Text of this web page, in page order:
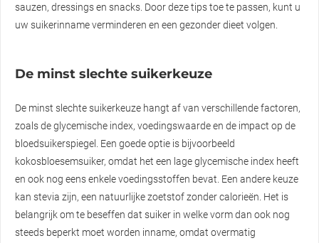
sauzen, dressings en snacks. Door deze tips toe te passen, kunt u
uw suikerinname verminderen en een gezonder dieet volgen.
De minst slechte suikerkeuze
De minst slechte suikerkeuze hangt af van verschillende factoren,
zoals de glycemische index, voedingswaarde en de impact op de
bloedsuikerspiegel. Een goede optie is bijvoorbeeld
kokosbloesemsuiker, omdat het een lage glycemische index heeft
en ook nog eens enkele voedingsstoffen bevat. Een andere keuze
kan stevia zijn, een natuurlijke zoetstof zonder calorieën. Het is
belangrijk om te beseffen dat suiker in welke vorm dan ook nog
steeds beperkt moet worden inname, omdat overmatig